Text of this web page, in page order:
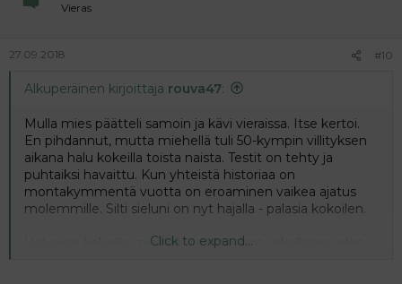
Vieras
27.09.2018 #10
Alkuperäinen kirjoittaja rouva47:
Mulla mies päätteli samoin ja kävi vieraissa. Itse kertoi.
En pihdannut, mutta miehellä tuli 50-kympin villityksen
aikana halu kokeilla toista naista. Testit on tehty ja
puhtaiksi havaittu. Kun yhteistä historiaa on
montakymmentä vuotta on eroaminen vaikea ajatus
molemmille. Silti sieluni on nyt hajalla - palasia kokoilen.
Haluaisin kokeilla minäkin vierasta, kun uskollisena olen
Click to expand...